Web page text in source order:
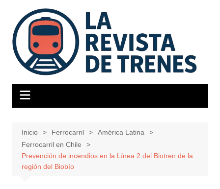
contenido
Inicio Ferrocarril
América Latina
Ferrocarril en Chile
Prevención de incendios en la Línea 2 del Biotren de la
región del Biobío